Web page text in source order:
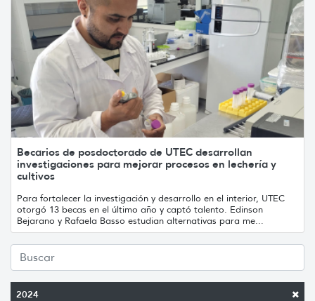
2024
Becarios de posdoctorado de UTEC desarrollan
investigaciones para mejorar procesos en lechería y
cultivos
Para fortalecer la investigación y desarrollo en el interior, UTEC
otorgó 13 becas en el último año y captó talento. Edinson
Bejarano y Rafaela Basso estudian alternativas para me...